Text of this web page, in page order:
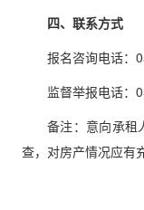
四、联系方式
报名咨询电话：
监督举报电话：
备注：意向承租
查，对房产情况应有